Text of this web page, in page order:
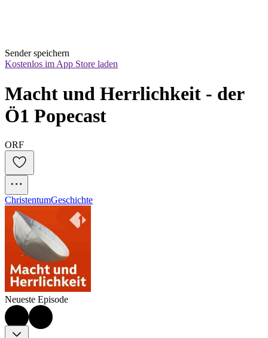
Sender speichern
Kostenlos im App Store laden
Macht und Herrlichkeit - der
Ö1 Popecast
ORF
ChristentumGeschichte
Neueste Episode